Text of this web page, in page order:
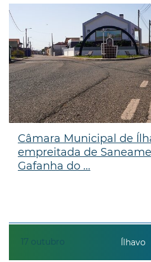
17 outubro
Câmara Municipal de
empreitada de
Gafanha do ...
Ílhavo